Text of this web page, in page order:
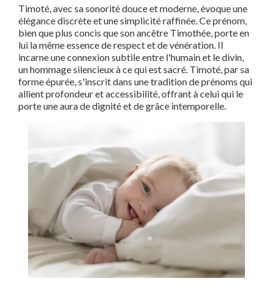
Timoté, avec sa sonorité douce et moderne, évoque une
élégance discrète et une simplicité raffinée. Ce prénom,
bien que plus concis que son ancêtre Timothée, porte en
lui la même essence de respect et de vénération. Il
incarne une connexion subtile entre l'humain et le divin,
un hommage silencieux à ce qui est sacré. Timoté, par sa
forme épurée, s'inscrit dans une tradition de prénoms qui
allient profondeur et accessibilité, offrant à celui qui le
porte une aura de dignité et de grâce intemporelle.